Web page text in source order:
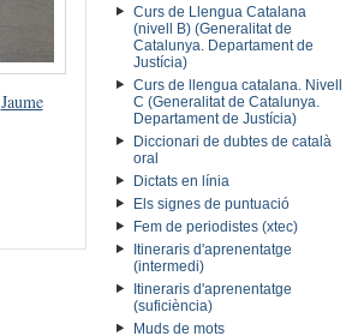
Jaume
Curs de Llengua Catalana
(nivell B) (Generalitat de
Catalunya. Departament de
Justícia)
Curs de llengua catalana. Nivell
C (Generalitat de Catalunya.
Departament de Justícia)
Diccionari de dubtes de català
oral
Dictats en línia
Els signes de puntuació
Fem de periodistes (xtec)
Itineraris d'aprenentatge
(intermedi)
Itineraris d'aprenentatge
(suficiència)
Muds de mots